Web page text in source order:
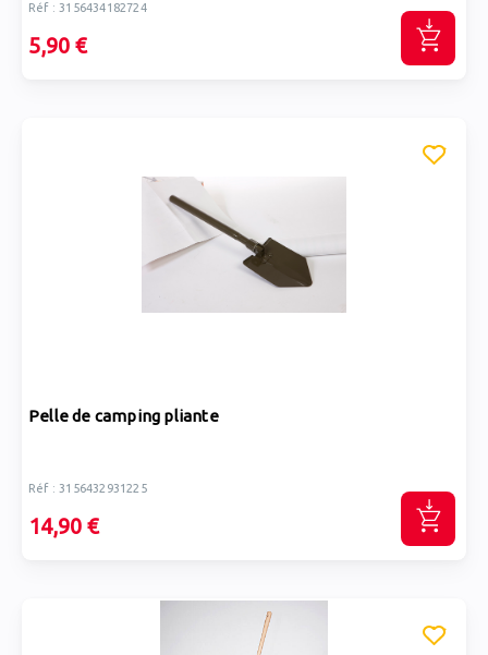
Réf : 3156434182724
5,90 €
Pelle de camping pliante
Réf : 3156432931225
14,90 €